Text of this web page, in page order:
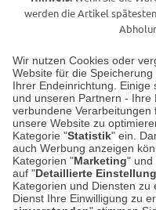
Wir nutzen Cookies oder
Website für die
Ihrer Endeinrichtung.
und unseren Partnern - Ihre
verbundene
unsere Website zu
Kategorie "Statistik" ein.
auch Werbung anzeigen
Kategorien "Marketing" und
auf "Detaillierte
Kategorien und Diensten zu
Dienst Ihre Einwilligung zu
werden die Artikel
Unser
Auf
Montag bis